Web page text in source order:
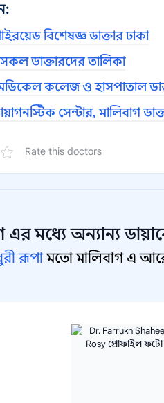
বিশেষজ্ঞ ডাক্তার ঢাকা
ডাক্তারদের তালিকা
কলেজ ও হাসপাতাল
সেন্টার, মালিবাগ
Rate this doctors
এর মধ্যে অন্যান্য
রূপামতো মালিবাগ এ